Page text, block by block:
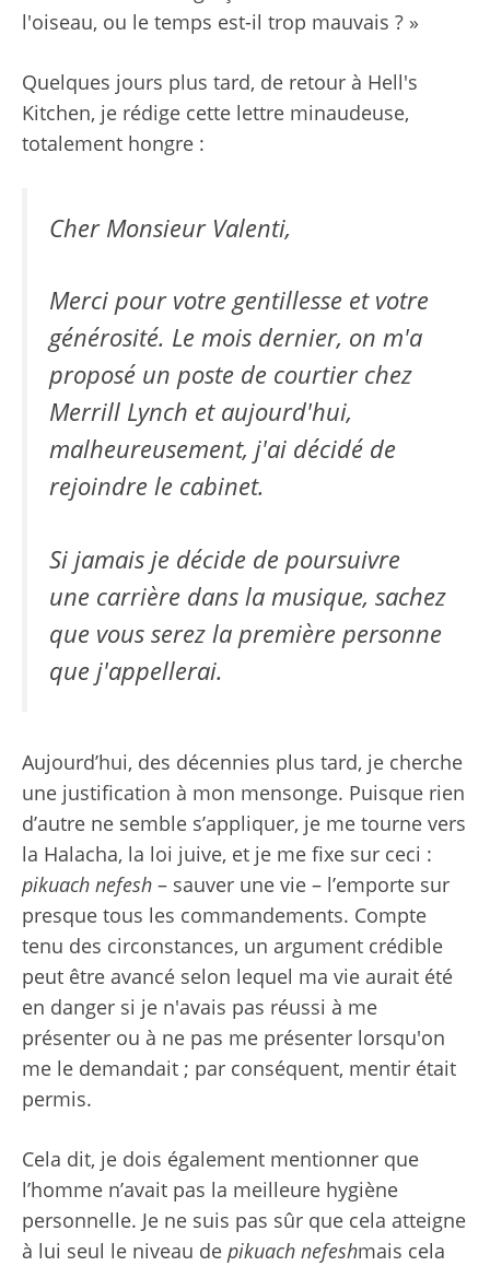
l'oiseau, ou le temps est-il trop mauvais ? »
Quelques jours plus tard, de retour à Hell's
Kitchen, je rédige cette lettre minaudeuse,
totalement hongre :
Cher Monsieur Valenti,
Merci pour votre gentillesse et votre
générosité. Le mois dernier, on m'a
proposé un poste de courtier chez
Merrill Lynch et aujourd'hui,
malheureusement, j'ai décidé de
rejoindre le cabinet.
Si jamais je décide de poursuivre
une carrière dans la musique, sachez
que vous serez la première personne
que j'appellerai.
Aujourd’hui, des décennies plus tard, je cherche
une justification à mon mensonge. Puisque rien
d’autre ne semble s’appliquer, je me tourne vers
la Halacha, la loi juive, et je me fixe sur ceci :
pikuach nefesh – sauver une vie – l’emporte sur
presque tous les commandements. Compte
tenu des circonstances, un argument crédible
peut être avancé selon lequel ma vie aurait été
en danger si je n'avais pas réussi à me
présenter ou à ne pas me présenter lorsqu'on
me le demandait ; par conséquent, mentir était
permis.
Cela dit, je dois également mentionner que
l’homme n’avait pas la meilleure hygiène
personnelle. Je ne suis pas sûr que cela atteigne
à lui seul le niveau de pikuach nefeshmais cela